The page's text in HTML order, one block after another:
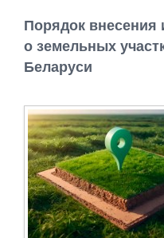
Работа
Объявления
Транспорт
Погода
Порядок внесения
о земельных
Беларуси